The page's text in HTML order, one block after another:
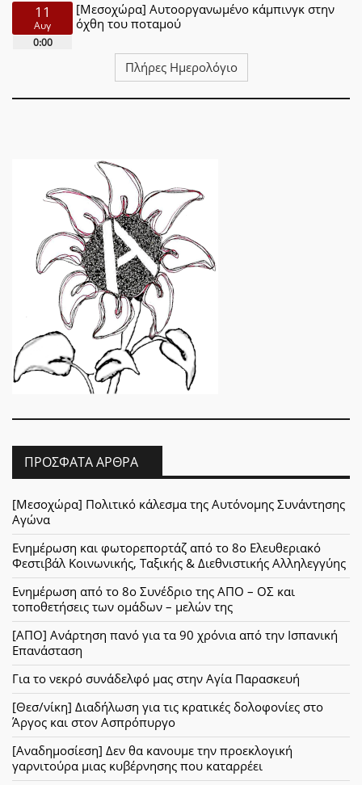
11
Αυγ
0:00
[Μεσοχώρα] Αυτοοργανωμένο κάμπινγκ στην
όχθη του ποταμού
Πλήρες Ημερολόγιο
ΠΡΌΣΦΑΤΑ ΆΡΘΡΑ
[Μεσοχώρα] Πολιτικό κάλεσμα της Αυτόνομης Συνάντησης
Αγώνα
Ενημέρωση και φωτορεπορτάζ από το 8ο Ελευθεριακό
Φεστιβάλ Κοινωνικής, Ταξικής & Διεθνιστικής Αλληλεγγύης
Ενημέρωση από το 8ο Συνέδριο της ΑΠΟ – ΟΣ και
τοποθετήσεις των ομάδων – μελών της
[ΑΠΟ] Ανάρτηση πανό για τα 90 χρόνια από την Ισπανική
Επανάσταση
Για το νεκρό συνάδελφό μας στην Αγία Παρασκευή
[Θεσ/νίκη] Διαδήλωση για τις κρατικές δολοφονίες στο
Άργος και στον Ασπρόπυργο
[Αναδημοσίεση] Δεν θα κανουμε την προεκλογική
γαρνιτούρα μιας κυβέρνησης που καταρρέει